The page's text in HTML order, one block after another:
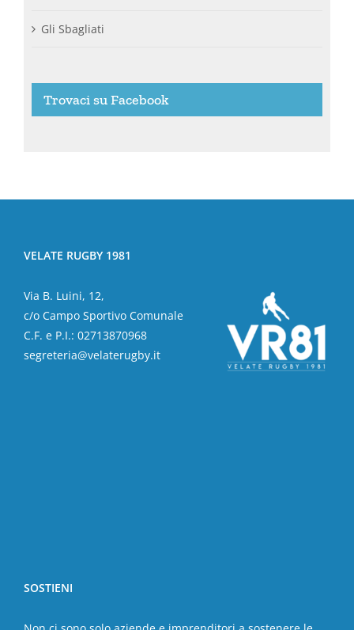
Gli Sbagliati
Trovaci su Facebook
VELATE RUGBY 1981
Via B. Luini, 12,
c/o Campo Sportivo Comunale
C.F. e P.I.: 02713870968
segreteria@velaterugby.it
SOSTIENI